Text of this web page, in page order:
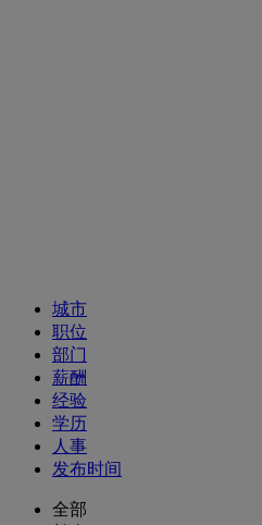
城市
职位
部门
薪酬
经验
学历
人事
发布时间
全部